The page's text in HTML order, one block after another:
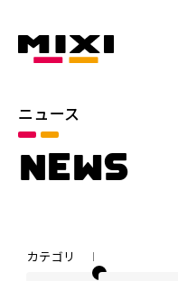
ニュース
NEWS
カテゴリ